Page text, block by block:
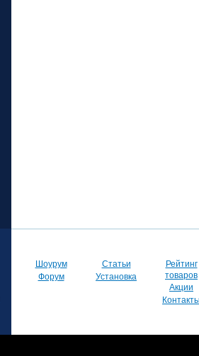
Шоурум
Форум
Статьи
Установка
Рейтинг
товаров
Акции